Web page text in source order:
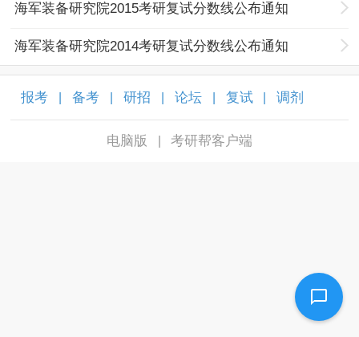
海军装备研究院2015考研复试分数线公布通知
海军装备研究院2014考研复试分数线公布通知
报考 备考 研招 论坛 复试 调剂
电脑版 考研帮客户端